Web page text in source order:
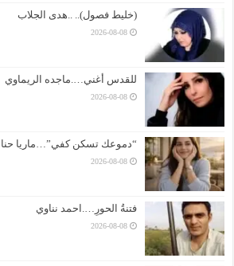
(خليط فصول).. ..هدى الجلاب
2026-08-08
للقدس أغني….ماجده الريماوي
2026-08-08
“دموعك تسكن كفي”…ماريا حنا
2026-08-08
فتنةُ الحورِ….احمد نناوي
2026-08-08